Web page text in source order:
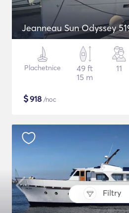
Filtry
Jeanneau Sun Odyssey
Plachetnice
49 ft
15 m
11
$918 /noc